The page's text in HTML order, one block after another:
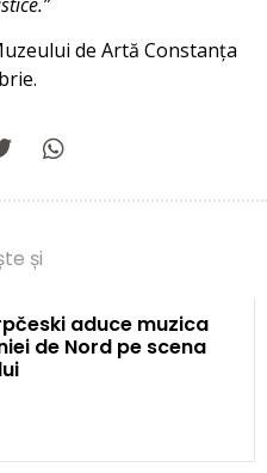
de Artă Constanța
și
aduce muzica
de Nord pe scena